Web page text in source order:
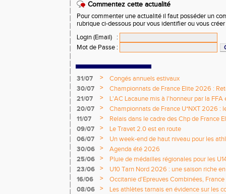
Commentez cette actualité
Pour commenter une actualité il faut posséder un
rubrique ci-dessous pour vous identifier ou vous
Login (Email)
:
Mot de Passe :
31/07 >
Congés annuels estivaux
30/07
>
Championnats de France Elite 2026 :
21/07
>
L'AC Lacaune mis à l'honneur par la
20/07
>
Championnats de France U*NXT 2026 :
titres nationaux !
11/07 >
Relais dans le cadre des Chp de France
09/07
>
Le Travet 2.0 est en route
06/07
>
Un week-end de haut niveau pour les
nationale
30/06 >
Agenda été 2026
25/06
>
Pluie de médailles régionales pour les
23/06
>
U10 Tarn Nord 2026 : une saison riche
émotions
16/06 >
Occitanie d'Epreuves Combinées,
National de Castres
08/06 >
Les athlètes tarnais en évidence sur les